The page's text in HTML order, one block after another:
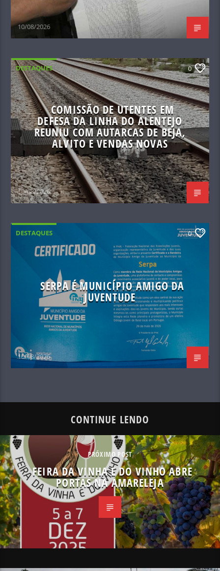
10/08/2026
DESTAQUES 0
COMISSÃO DE UTENTES EM
DEFESA DA LINHA DO ALENTEJO
REUNIU COM AUTARCAS DE BEJA,
ALVITO E VENDAS NOVAS
10/08/2026
DESTAQUES 0
SERPA É MUNICÍPIO AMIGO DA
JUVENTUDE
10/08/2026
CONTINUE LENDO
PRÓXIMO POST
FEIRA DA VINHA E DO VINHO ABRE
PORTAS NA AMARELEJA